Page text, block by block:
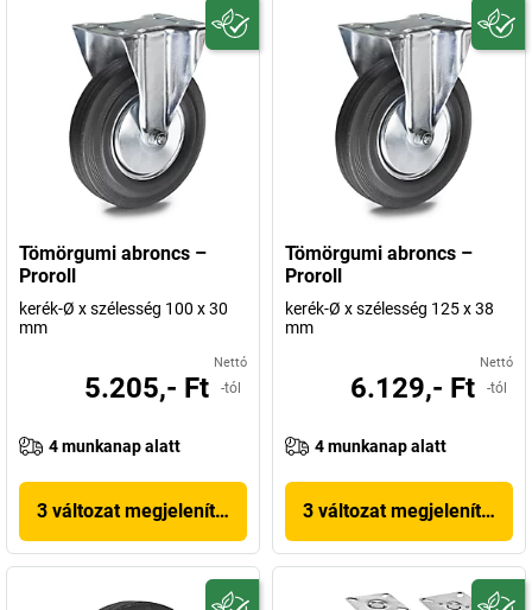
Tömörgumi abroncs –
Proroll
kerék-Ø x szélesség 100 x 30
mm
Nettó
5.205,- Ft -tól
4 munkanap alatt
3 változat megjelenítése
Tömörgumi abroncs –
Proroll
kerék-Ø x szélesség 125 x 38
mm
Nettó
6.129,- Ft -tól
4 munkanap alatt
3 változat megjelenítése